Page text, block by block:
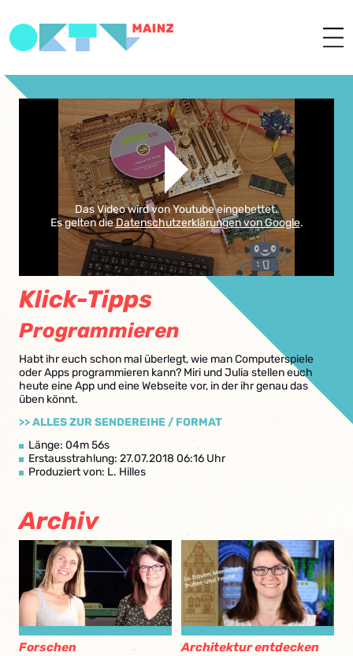
Das Video wird von Youtube eingebettet.
Es gelten dieDatenschutzerklärungen von Google.
Klick-Tipps
Programmieren
Habt ihr euch schon mal überlegt, wie man Computerspiele
oder Apps programmieren kann? Miri und Julia stellen euch
heute eine App und eine Webseite vor, in der ihr genau das
üben könnt.
>> ALLES ZUR SENDEREIHE / FORMAT
Länge: 04m 56s
Erstausstrahlung: 27.07.2018 06:16 Uhr
Produziert von: L. Hilles
Archiv
Forschen Architektur entdecken